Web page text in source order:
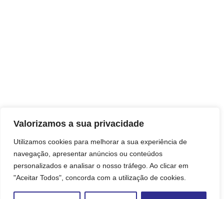
Valorizamos a sua privacidade
Utilizamos cookies para melhorar a sua experiência de
navegação, apresentar anúncios ou conteúdos
personalizados e analisar o nosso tráfego. Ao clicar em
"Aceitar Todos", concorda com a utilização de cookies.